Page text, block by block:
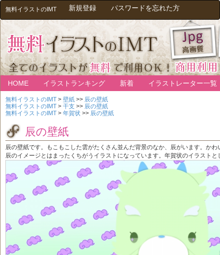
無料イラストのIMT 新規登録 パスワードを忘れた方
HOME イラストランキング 新着 イラストレーター一覧
無料イラストのIMT > 壁紙 >> 辰の壁紙
無料イラストのIMT > 干支 >> 辰の壁紙
無料イラストのIMT > 年賀状 >> 辰の壁紙
辰の壁紙
辰の壁紙です。もこもこした雲がたくさん並んだ背景のなか、辰がいます。か
辰のイメージとはまったくちがうイラストになっています。年賀状のイラスト